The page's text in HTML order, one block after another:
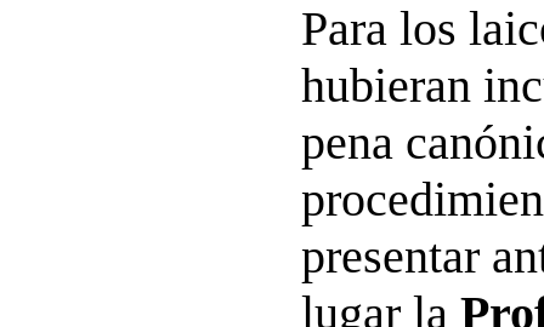
Para los
hubieran
pena
presentar
lugar la